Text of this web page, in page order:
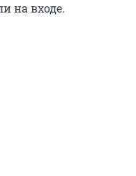
на входе.